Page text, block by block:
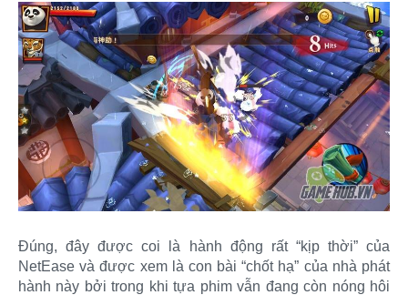
Đúng, đây được coi là hành động rất “kịp thời” của
NetEase và được xem là con bài “chốt hạ” của nhà phát
hành này bởi trong khi tựa phim vẫn đang còn nóng hôi